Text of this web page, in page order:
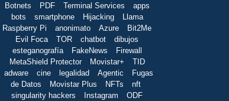
Botnets
PDF Terminal Services
apps
bots
smartphone Hijacking
Llama
Raspberry Pi
anonimato Azure
Bit2Me
Evil Foca
TOR chatbot
dibujos
esteganografía
FakeNews
Firewall
MetaShield Protector
Movistar+
TID
adware
cine legalidad Agentic
Fugas
de Datos
Movistar Plus NFTs
nft
singularity hackers
Instagram
ODF